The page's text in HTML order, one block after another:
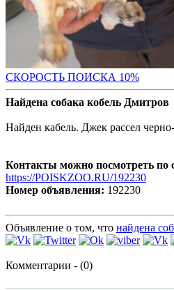
СКОРОСТЬ ПОИСКА 10%
Найдена собака кобель Дмитров
Найден кабель. Джек рассел
Контакты можно посмотреть по
https://POISKZOO.RU/192230
Номер объявления: 192230
Объявление о том, что найдена
Комментарии - (0)